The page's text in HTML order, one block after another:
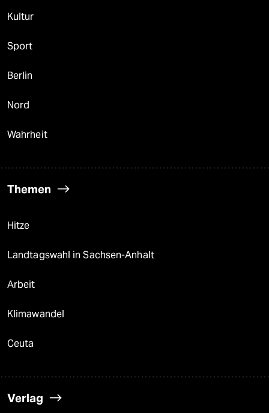
Kultur
Sport
Berlin
Nord
Wahrheit
Themen
Hitze
Landtagswahl in Sachsen-Anhalt
Arbeit
Klimawandel
Ceuta
Verlag